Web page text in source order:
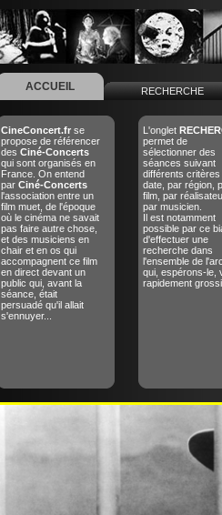
ACCUEIL RECHERCHE
CineConcert.fr se
propose de référencer
des Ciné-Concerts
qui sont organisés en
France. On entend
par Ciné-Concerts
l'association entre un
film muet, de l'époque
où le cinéma ne savait
pas faire autre chose,
et des musiciens en
chair et en os qui
accompagnent ce film
en direct devant un
public qui, avant la
séance, était
persuadé qu'il allait
s'ennuyer...
L'onglet
permet de
sélectionner des
séances suivant
différents critères
date, par région,
film, par
par musicien.
Il est notamment
possible par ce
d'effectuer une
recherche dans
l'ensemble de
qui, espérons-le,
rapidement